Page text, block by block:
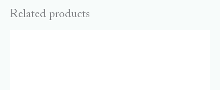
Related products